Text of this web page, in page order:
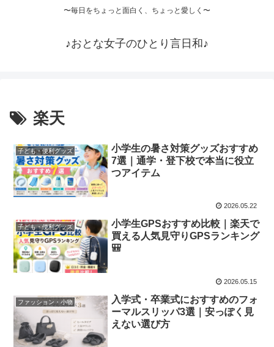
〜毎日をちょっと面白く、ちょっと愛しく〜
♪おとな女子のひとり言日和♪
楽天
子ども・便利グッズ
小学生の暑さ対策グッズおすすめ
7選｜通学・登下校で本当に役立
つアイテム
2026.05.22
子ども・便利グッズ
小学生GPSおすすめ比較｜楽天で
買える人気見守りGPSランキング
🎒
2026.05.15
ファッション・小物
入学式・卒業式におすすめのフォ
ーマルスリッパ3選｜安っぽく見
えない選び方